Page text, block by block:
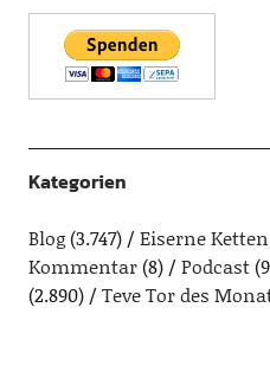
Kategorien
Blog(3.747) Eiserne Ketten
Kommentar(8) Podcast
(2.890)
Teve Tor des